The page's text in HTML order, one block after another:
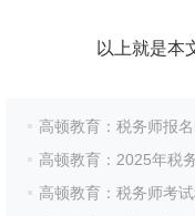
以上就是本文
高顿教育：税务师报
高顿教育：2025年税
高顿教育：税务师考